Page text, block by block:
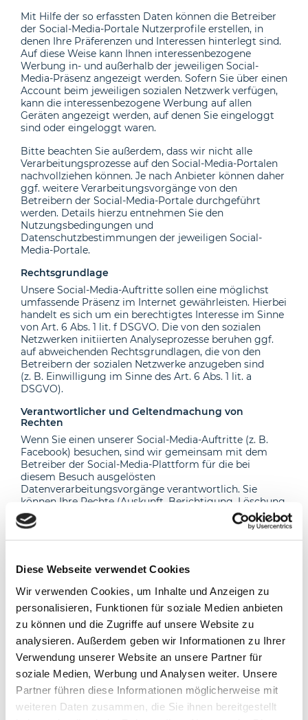
Diese Webseite verwendet Cookies
Wir verwenden Cookies, um Inhalte und Anzeigen zu
personalisieren, Funktionen für soziale Medien anbieten
zu können und die Zugriffe auf unsere Website zu
analysieren. Außerdem geben wir Informationen zu Ihrer
Verwendung unserer Website an unsere Partner für
soziale Medien, Werbung und Analysen weiter. Unsere
Partner führen diese Informationen möglicherweise mit
weiteren Daten zusammen, die Sie ihnen bereitgestellt
Mit Hilfe der so erfassten Daten können die Betreiber
der Social-Media-Portale Nutzerprofile erstellen, in
denen Ihre Präferenzen und Interessen hinterlegt sind.
Auf diese Weise kann Ihnen interessenbezogene
Werbung in- und außerhalb der jeweiligen Social-
Media-Präsenz angezeigt werden. Sofern Sie über einen
Account beim jeweiligen sozialen Netzwerk verfügen,
kann die interessenbezogene Werbung auf allen
Geräten angezeigt werden, auf denen Sie eingeloggt
sind oder eingeloggt waren.
Bitte beachten Sie außerdem, dass wir nicht alle
Verarbeitungsprozesse auf den Social-Media-Portalen
nachvollziehen können. Je nach Anbieter können daher
ggf. weitere Verarbeitungsvorgänge von den
Betreibern der Social-Media-Portale durchgeführt
werden. Details hierzu entnehmen Sie den
Nutzungsbedingungen und
Datenschutzbestimmungen der jeweiligen Social-
Media-Portale.
Rechtsgrundlage
Unsere Social-Media-Auftritte sollen eine möglichst
umfassende Präsenz im Internet gewährleisten. Hierbei
handelt es sich um ein berechtigtes Interesse im Sinne
von Art. 6 Abs. 1 lit. f DSGVO. Die von den sozialen
Netzwerken initiierten Analyseprozesse beruhen ggf.
auf abweichenden Rechtsgrundlagen, die von den
Betreibern der sozialen Netzwerke anzugeben sind
(z. B. Einwilligung im Sinne des Art. 6 Abs. 1 lit. a
DSGVO).
Verantwortlicher und Geltendmachung von
Rechten
Wenn Sie einen unserer Social-Media-Auftritte (z. B.
Facebook) besuchen, sind wir gemeinsam mit dem
Betreiber der Social-Media-Plattform für die bei
diesem Besuch ausgelösten
Datenverarbeitungsvorgänge verantwortlich. Sie
können Ihre Rechte (Auskunft, Berichtigung, Löschung,
Einschränkung der Verarbeitung,
Datenübertragbarkeit und Beschwerde) grundsätzlich
sowohl ggü. uns als auch ggü. dem Betreiber des
geltend machen.
Bitte beachten Sie, dass wir trotz der gemeinsamen
Verantwortlichkeit mit den Social-Media-Portal-
Betreibern nicht vollumfänglich Einfluss auf die
Datenverarbeitungsvorgänge der Social-Media-Portale
haben. Unsere Möglichkeiten richten sich maßgeblich
nach der Unternehmenspolitik des jeweiligen
Anbieters.
Speicherdauer
Die unmittelbar von uns über die Social-Media-Präsenz
erfassten Daten werden von unseren Systemen